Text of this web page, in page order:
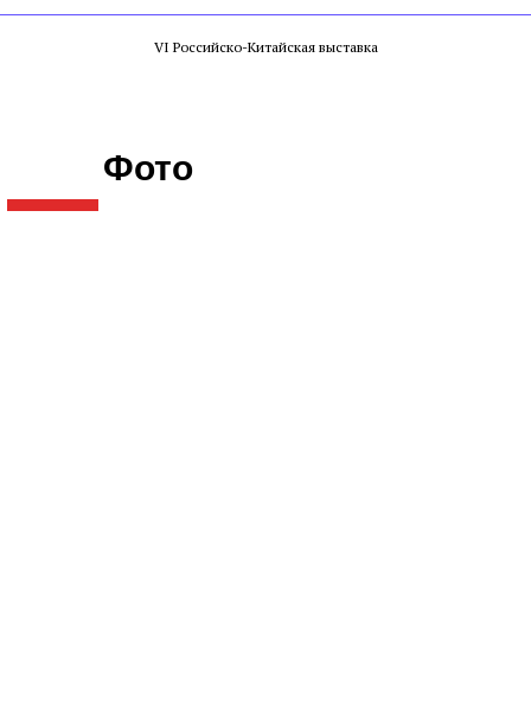
VI Российско-Китайская выставка
Фото